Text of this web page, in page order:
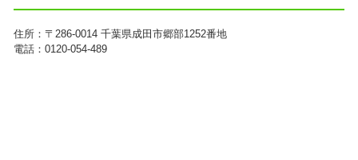
住所： 〒286-0014 千葉県成田市郷部1252番地
電話：0120-054-489